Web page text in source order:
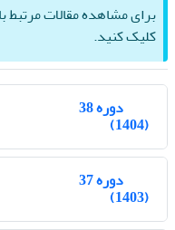
برای مشاهده مقالات مرتبط
کلیک کنید.
دوره 38
(1404)
دوره 37
(1403)